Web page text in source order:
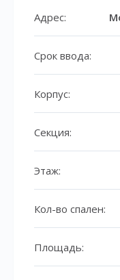
Адрес:
Срок ввода:
Корпус:
Секция:
Этаж:
Кол-во спален:
Площадь: